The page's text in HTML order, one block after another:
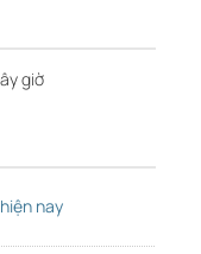
giờ
nay